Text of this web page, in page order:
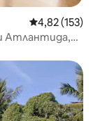
Средна
4,82 (153)
Атлантида,